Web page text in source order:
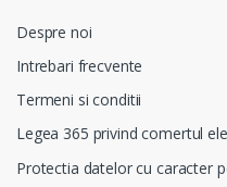
Despre noi
Intrebari frecvente
Termeni si conditii
Legea 365 privind comertul
Protectia datelor cu caracter